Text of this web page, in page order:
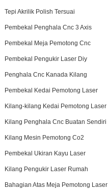
Tepi Akrilik Polish Tersuai
Pembekal Penghala Cnc 3 Axis
Pembekal Meja Pemotong Cnc
Pembekal Pengukir Laser Diy
Penghala Cnc Kanada Kilang
Pembekal Kedai Pemotong Laser
Kilang-kilang Kedai Pemotong Laser
Kilang Penghala Cnc Buatan Sendiri
Kilang Mesin Pemotong Co2
Pembekal Ukiran Kayu Laser
Kilang Pengukir Laser Rumah
Bahagian Atas Meja Pemotong Laser